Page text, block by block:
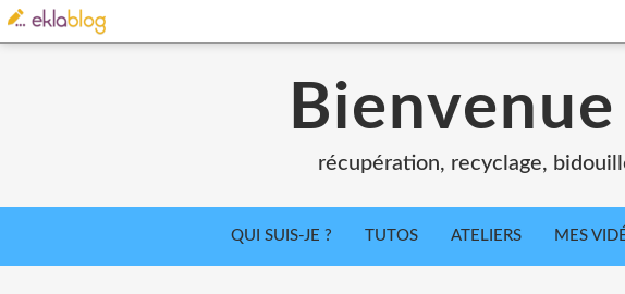
récupération, recyclage,
QUI SUIS-JE ? TUTOS ATELIERS MES